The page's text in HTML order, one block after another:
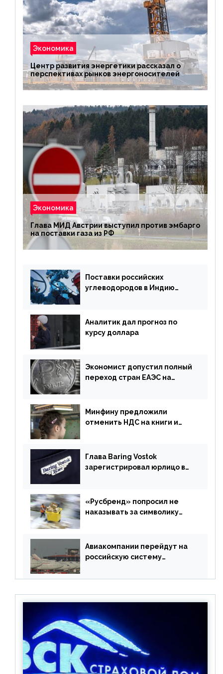
Экономика
Центр развития энергетики рассказал о
перспективах рынков энергоносителей
Экономика
Глава МИД Австрии выступил против эмбарго
на поставки газа из РФ
Поставки российских
углеводородов в Индию
Аналитик дал прогноз по
курсу доллара
Экономист допустил полный
переход стран ЕАЭС на
Минфину предложили
отменить НДС на книги и
Глава Baring Vostok
зарегистрировал юрлицо в
«Русбренд» попросил не
наказывать за символику
Авиакомпании перейдут на
российскую систему